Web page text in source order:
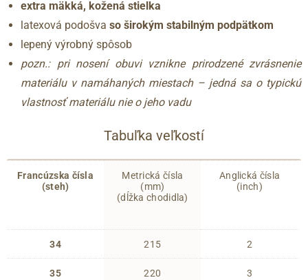
extra mäkká, kožená stielka
latexová podošva so širokým stabilným podpätkom
lepený výrobný spôsob
pozn.: pri nosení obuvi vznikne prirodzené zvrásnenie
materiálu v namáhaných miestach – jedná sa o typickú
vlastnosť materiálu nie o jeho vadu
Tabuľka veľkostí
Francúzska čísla
(steh)
34
35
Metrická čísla
(mm)
(dĺžka chodidla)
215
220
Anglická čísla
(inch)
2
3